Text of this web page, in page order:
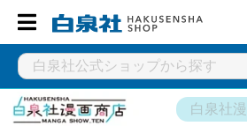
白泉社公式ショップ HAKUSENSHA